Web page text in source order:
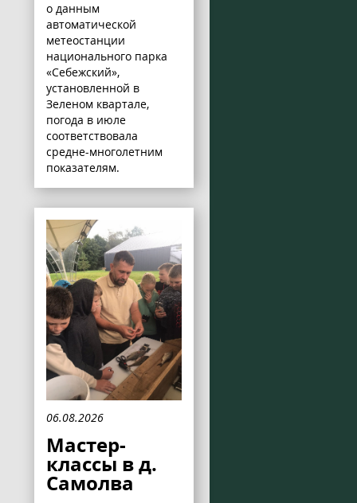
о данным
автоматической
метеостанции
национального парка
«Себежский»,
установленной в
Зеленом квартале,
погода в июле
соответствовала
средне-многолетним
показателям.
06.08.2026
Мастер-
классы в д.
Самолва